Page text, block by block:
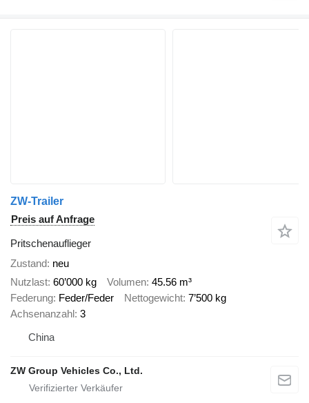
ZW-Trailer
Preis auf Anfrage
Pritschenauflieger
Zustand
neu
Nutzlast 60’000 kg Volumen 45.56 m³
Federung Feder/Feder Nettogewicht 7’500 kg
Achsenanzahl 3
China
ZW Group Vehicles Co., Ltd.